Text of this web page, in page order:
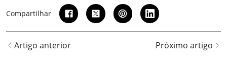
Compartilhar
Artigo anterior Próximo artigo